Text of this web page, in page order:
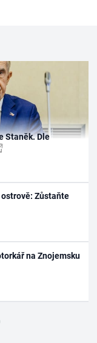
Staněk. Dle
Zůstaňte
na Znojemsku